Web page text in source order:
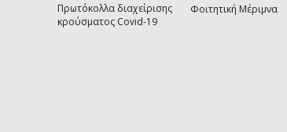
Πρωτόκολλα διαχείρισης
κρούσματος Covid-19
Φοιτητική Μέριμνα